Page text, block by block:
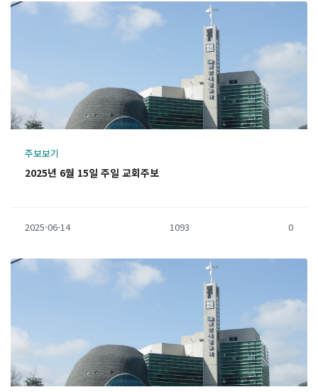
주보보기
2025년 6월 15일 주일 교회주보
2025-06-14 1093 0